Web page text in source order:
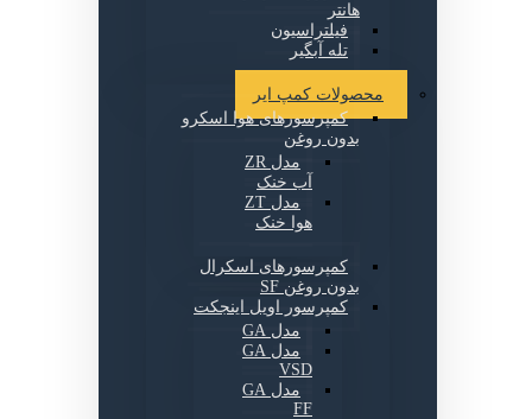
هانتر
فیلتراسیون
تله آبگیر
محصولات کمپ ایر
کمپرسورهای هوا اسکرو
بدون روغن
مدل ZR
آب خنک
مدل ZT
هوا خنک
کمپرسورهای اسکرال
بدون روغن SF
کمپرسور اویل اینجکت
مدل GA
مدل GA
VSD
مدل GA
FF